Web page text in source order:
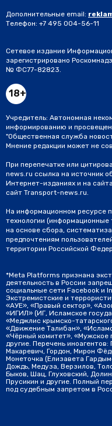
Дополнительные email:
Телефон: +7 495 004-56-11
Сетевое издание
зарегистрировано
№ ФС77-82823.
18+
Учредитель: Автономная
информированию и
"Общественная служба
Мнение редакции может не
При перепечатке или
news.ru ссылка на источник
Интернет-изданиях и на
сайт Transport-news.ru.
На информационном ресурсе
технологии (информационные
на основе сбора,
предпочтениям
территории Российской
*Meta Platforms признана
деятельность в России
социальные сети Facebook и
Экстремистские и
«АУЕ», «Правый сектор»,
«ИГИЛ» (ИГ, Исламское
«Меджлис крымско-
«Движение Талибан»,
«Чёрный комитет», «Мужское
другие. Перечень
Макаревич, Гордон, Мирон
Монеточка (Елизавета
Дождь, Медуза, Верзилов,
Быков, Шац, Глуховский,
Прусикин и другие. Полный
под судебным запретом в